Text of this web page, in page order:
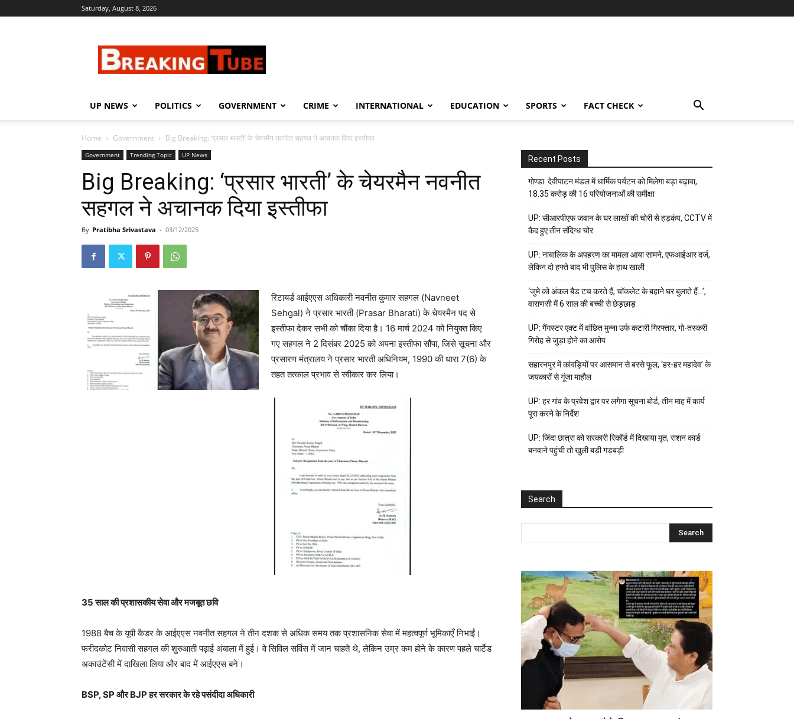
Saturday, August 8, 2026
UP NEWS POLITICS GOVERNMENT CRIME INTERNATIONAL EDUCATION SPORTS FACT CHECK
Home Government Big Breaking: ‘प्रसार भारती’ के चेयरमैन नवनीत सहगल ने अचानक दिया इस्तीफा
Government Trending Topic UP News
Big Breaking: ‘प्रसार भारती’ के चेयरमैन नवनीत
सहगल ने अचानक दिया इस्तीफा
By Pratibha Srivastava - 03/12/2025
रिटायर्ड आईएएस अधिकारी नवनीत कुमार सहगल (Navneet
Sehgal) ने प्रसार भारती (Prasar Bharati) के चेयरमैन पद से
इस्तीफा देकर सभी को चौंका दिया है। 16 मार्च 2024 को नियुक्त किए
गए सहगल ने 2 दिसंबर 2025 को अपना इस्तीफा सौंपा, जिसे सूचना और
प्रसारण मंत्रालय ने प्रसार भारती अधिनियम, 1990 की धारा 7(6) के
तहत तत्काल प्रभाव से स्वीकार कर लिया।
35 साल की प्रशासकीय सेवा और मजबूत छवि
1988 बैच के यूपी कैडर के आईएएस नवनीत सहगल ने तीन दशक से अधिक समय तक प्रशासनिक सेवा में महत्वपूर्ण भूमिकाएँ निभाईं।
फरीदकोट निवासी सहगल की शुरुआती पढ़ाई अंबाला में हुई। वे सिविल सर्विस में जान चाहते थे, लेकिन उम्र कम होने के कारण पहले चार्टेड
अकाउंटेंसी में दाखिला लिया और बाद में आईएएस बने।
BSP, SP और BJP हर सरकार के रहे पसंदीदा अधिकारी
Recent Posts
गोण्डा: देवीपाटन मंडल में धार्मिक पर्यटन को मिलेगा बड़ा बढ़ावा,
18.35 करोड़ की 16 परियोजनाओं की समीक्षा
UP: सीआरपीएफ जवान के घर लाखों की चोरी से हड़कंप, CCTV में
कैद हुए तीन संदिग्ध चोर
UP: नाबालिक के अपहरण का मामला आया सामने, एफआईआर दर्ज,
लेकिन दो हफ्ते बाद भी पुलिस के हाथ खाली
‘जुमे को अंकल बैड टच करते हैं, चॉकलेट के बहाने घर बुलाते हैं…’,
वाराणसी में 6 साल की बच्ची से छेड़छाड़
UP: गैंगस्टर एक्ट में वांछित मुन्ना उर्फ कटारी गिरफ्तार, गो-तस्करी
गिरोह से जुड़ा होने का आरोप
सहारनपुर में कांवड़ियों पर आसमान से बरसे फूल, ‘हर-हर महादेव’ के
जयकारों से गूंजा माहौल
UP: हर गांव के प्रवेश द्वार पर लगेगा सूचना बोर्ड, तीन माह में कार्य
पूरा करने के निर्देश
UP: जिंदा छात्रा को सरकारी रिकॉर्ड में दिखाया मृत, राशन कार्ड
बनवाने पहुंची तो खुली बड़ी गड़बड़ी
Search